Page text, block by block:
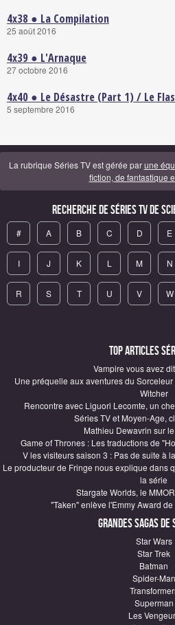
4x38 ● La Compilation
25 août 2016
4x39 ● L'Arnaque
27 octobre 2016
4x40 ● Le Désastre (Part 1) / Le
5 septembre 2016
La rubrique Séries TV est gérée parune
fiction, de fantastique
Recherche de Séries TV de
# A B C D E
I J K L M N
R S T U V W
Top articles
Vampire vous avez
Une préquelle aux aventures du
Witcher
Rencontre avec Liguori Lecomte, un
Séries TV et Moyen-Age,
Mathieu Dewavrin sur
Game of Thrones : Les traductions de
V les visiteurs saison 3 : Pas de suite à
Le producteur de Fringe nous explique dans
la série
Stargate Worlds, le
"Taken" enlève l'Emmy Award
Grandes sagas de
Star Wars
Star Trek
Batman
Spider-Man
Superman
Les